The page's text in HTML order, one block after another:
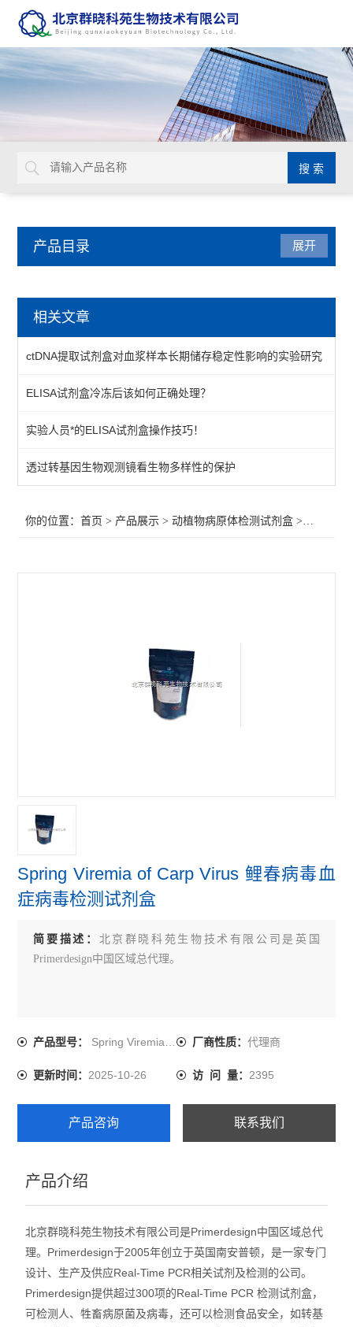
产品目录
primerdesign生物威胁检测试剂盒
primerdesign其他病原体检测试剂盒
植物病原体/病原菌检测试剂
primerdesign水源致病菌检测试剂盒
primerdesign病原体检测试剂试剂盒
primerdesign羊病原体检测试剂盒
primerdesign牛病原体检测试剂盒
展开
相关文章
ctDNA提取试剂盒对血浆样本长期储存稳定性影响的实验研究
ELISA试剂盒冷冻后该如何正确处理？
实验人员*的ELISA试剂盒操作技巧！
透过转基因生物观测镜看生物多样性的保护
你的位置：首页 > 产品展示 >动植物病原体检测试剂盒 >
Spring Viremia of Carp Virus 鲤春病毒血
症病毒检测试剂盒
简要描述： 北京群晓科苑生物技术有限公司是英国
Primerdesign中国区域总代理。
产品型号： Spring Viremia of Carp Virus 厂商性质： 代理商
更新时间：2025-10-26 访 问 量： 2395
产品咨询 联系我们
产品介绍
北京群晓科苑生物技术有限公司是Primerdesign中国区域总代
理。Primerdesign于2005年创立于英国南安普顿，是一家专门
设计、生产及供应Real-Time PCR相关试剂及检测的公司。
Primerdesign提供超过300项的Real-Time PCR 检测试剂盒，
可检测人、牲畜病原菌及病毒，还可以检测食品安全，如转基